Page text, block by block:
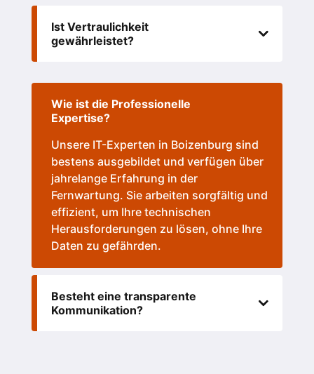
Ist Vertraulichkeit
gewährleistet?
Wie ist die Professionelle
Expertise?
Unsere IT-Experten in Boizenburg sind
bestens ausgebildet und verfügen über
jahrelange Erfahrung in der
Fernwartung. Sie arbeiten sorgfältig und
effizient, um Ihre technischen
Herausforderungen zu lösen, ohne Ihre
Daten zu gefährden.
Besteht eine transparente
Kommunikation?